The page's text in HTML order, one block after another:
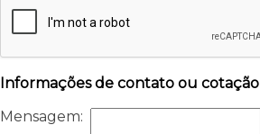
Informações de contato ou cotação
Mensagem: